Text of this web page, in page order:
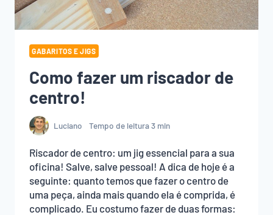
GABARITOS E JIGS
Como fazer um riscador de
centro!
Luciano Tempo de leitura3 min
Riscador de centro: um jig essencial para a sua
oficina! Salve, salve pessoal! A dica de hoje é a
seguinte: quanto temos que fazer o centro de
uma peça, ainda mais quando ela é comprida, é
complicado. Eu costumo fazer de duas formas: